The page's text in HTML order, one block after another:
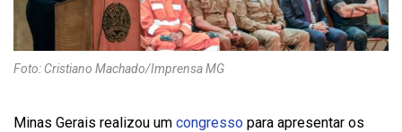
Foto: Cristiano Machado/Imprensa MG
Minas Gerais realizou um congresso para apresentar os